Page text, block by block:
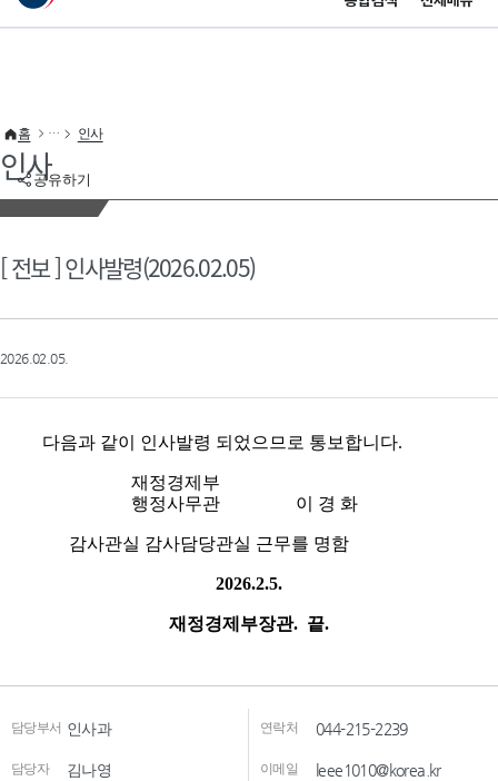
이 누리집은 대한민국 공식 전자정부 누리집입니다.
공유하기
홈 인사
인사
[ 전보 ] 인사발령(2026.02.05)
2026.02.05.
담당부서 인사과 연락처 044-215-2239
담당자 김나영 이메일 leee1010@korea.kr